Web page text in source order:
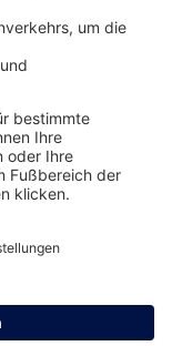
verwalten